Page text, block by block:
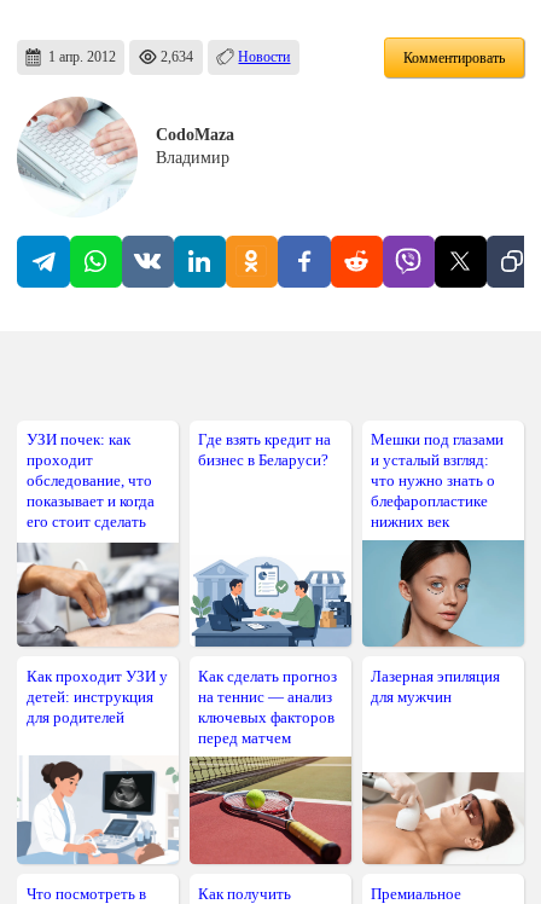
1 апр. 2012 2,634 Новости Комментировать
CodoMaza
Владимир
УЗИ почек: как
проходит
обследование, что
показывает и когда
его стоит сделать
Где взять кредит на
бизнес в Беларуси?
Мешки под глазами
и усталый взгляд:
что нужно знать о
блефаропластике
нижних век
Как проходит УЗИ у
детей: инструкция
для родителей
Как сделать прогноз
на теннис — анализ
ключевых факторов
перед матчем
Лазерная эпиляция
для мужчин
Что посмотреть в
Как получить
Премиальное